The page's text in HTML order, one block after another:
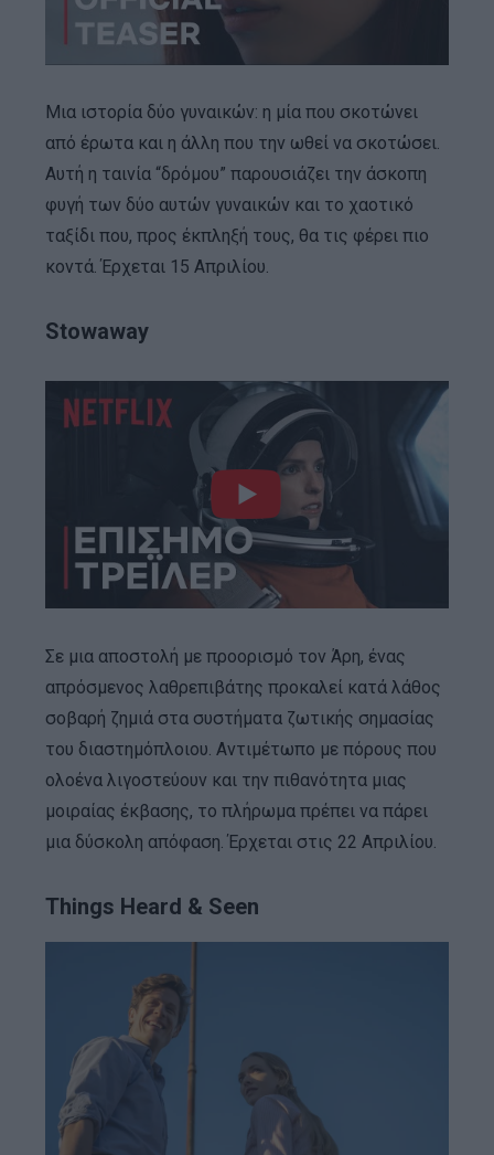
Μια ιστορία δύο γυναικών: η μία που σκοτώνει
από έρωτα και η άλλη που την ωθεί να σκοτώσει.
Αυτή η ταινία “δρόμου” παρουσιάζει την άσκοπη
φυγή των δύο αυτών γυναικών και το χαοτικό
ταξίδι που, προς έκπληξή τους, θα τις φέρει πιο
κοντά. Έρχεται 15 Απριλίου.
Stowaway
Σε μια αποστολή με προορισμό τον Άρη, ένας
απρόσμενος λαθρεπιβάτης προκαλεί κατά λάθος
σοβαρή ζημιά στα συστήματα ζωτικής σημασίας
του διαστημόπλοιου. Αντιμέτωπο με πόρους που
ολοένα λιγοστεύουν και την πιθανότητα μιας
μοιραίας έκβασης, το πλήρωμα πρέπει να πάρει
μια δύσκολη απόφαση. Έρχεται στις 22 Απριλίου.
Things Heard & Seen